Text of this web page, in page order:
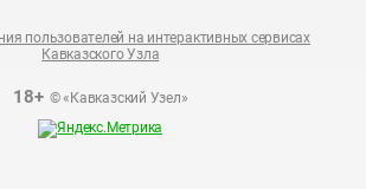
18+© «Кавказский Узел»
пользователей на интерактивных сервисах
Кавказского Узла